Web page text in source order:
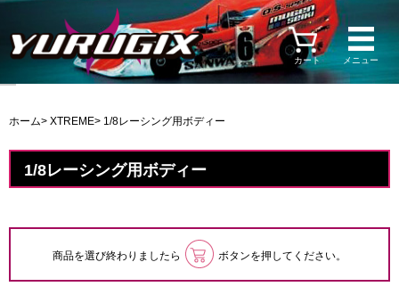
カート メニュー
ホーム> XTREME> 1/8レーシング用ボディー
1/8レーシング用ボディー
商品を選び終わりましたら ボタンを押してください。